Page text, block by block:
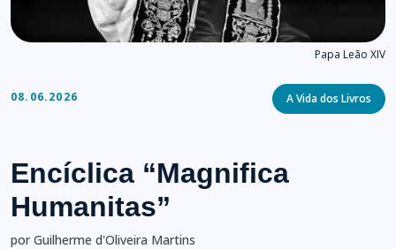
Papa Leão XIV
08.06.2026 Categories
A Vida dos Livros
Encíclica “Magnifica
Humanitas”
por Guilherme d'Oliveira Martins